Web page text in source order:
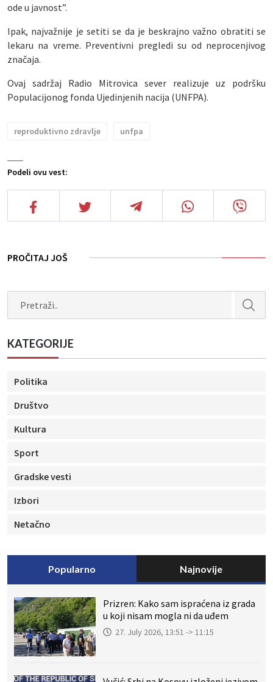
Podeli ovu vest:
ode u javnost”.
Ipak, najvažnije je setiti se da je beskrajno važno obratiti se
lekaru na vreme. Preventivni pregledi su od neprocenjivog
značaja.
Ovaj sadržaj Radio Mitrovica sever realizuje uz podršku
Populacijonog fonda Ujedinjenih nacija (UNFPA).
reproduktivno zdravlje unfpa
PROČITAJ JOŠ
KATEGORIJE
Politika
Društvo
Kultura
Sport
Gradske vesti
Izbori
Netačno
Popularno Najnovije
Prizren: Kako sam ispraćena iz grada
u koji nisam mogla ni da uđem
27. July 2026, 13:51 -> 11:15